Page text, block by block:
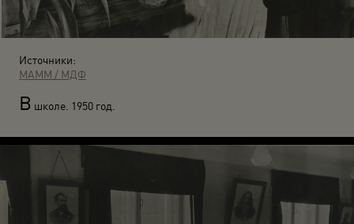
Источники:
МАММ / МДФ
В школе. 1950 год.